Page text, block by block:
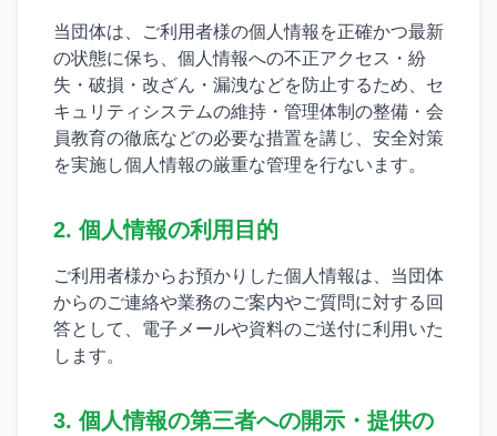
当団体は、ご利用者様の個人情報を正確かつ最新
の状態に保ち、個人情報への不正アクセス・紛
失・破損・改ざん・漏洩などを防止するため、セ
キュリティシステムの維持・管理体制の整備・会
員教育の徹底などの必要な措置を講じ、安全対策
を実施し個人情報の厳重な管理を行ないます。
2. 個人情報の利用目的
ご利用者様からお預かりした個人情報は、当団体
からのご連絡や業務のご案内やご質問に対する回
答として、電子メールや資料のご送付に利用いた
します。
3. 個人情報の第三者への開示・提供の